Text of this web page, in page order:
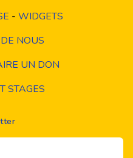
- WIDGETS
NOUS
UN DON
STAGES